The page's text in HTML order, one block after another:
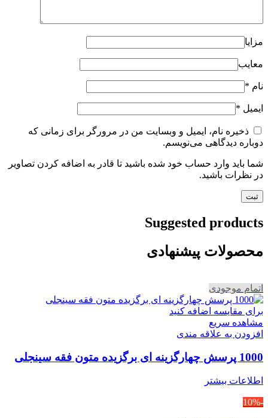
مزایا
معایب
نام *
ایمیل *
ذخیره نام، ایمیل و وبسایت من در مرورگر برای زمانی که
دوباره دیدگاهی می‌نویسم.
شما باید وارد حساب خود شده باشید تا قادر به اضافه کردن تصاویر
در نظرات باشید.
Suggested products
محصولات پیشنهادی
اتمام موجودی
برای مقایسه اضافه کنید
مشاهده سریع
افزودن به علاقه مندی
1000 پرسش چهارگزینه ای برگزیده متون فقه سینجلی
اطلاعات بیشتر
-10%